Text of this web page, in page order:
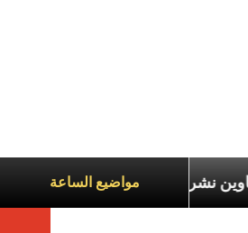
مواضيع الساعة
عناوين نشرة يوم الجمعة 7 آب 2026: السلام يُبنى بصبر يومًا بعد يوم